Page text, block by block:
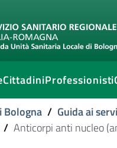
CittadiniProfessionisti
Bologna / Guida ai
/ Anticorpi anti nucleo